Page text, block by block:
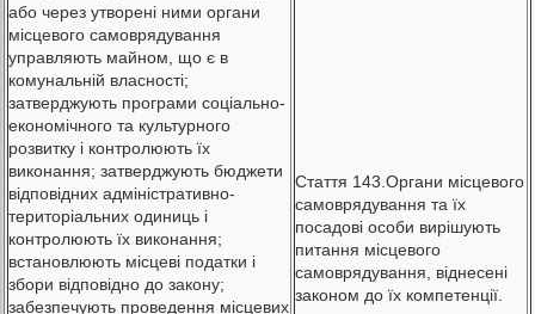
або через утворені ними органи
місцевого самоврядування
управляють майном, що є в
комунальній власності;
затверджують програми соціально-
економічного та культурного
розвитку і контролюють їх
виконання; затверджують бюджети
відповідних адміністративно-
територіальних одиниць і
контролюють їх виконання;
встановлюють місцеві податки і
збори відповідно до закону;
забезпечують проведення місцевих
Стаття 143.Органи місцевого
самоврядування та їх
посадові особи вирішують
питання місцевого
самоврядування, віднесені
законом до їх компетенції.